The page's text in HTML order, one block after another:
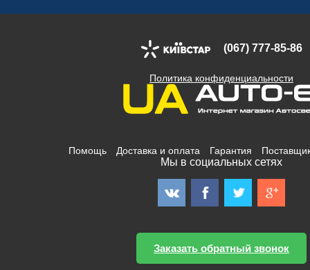
(067) 777-85-86
Политика конфиденциальности
Помощь Доставка и оплата Гарантия
Мы в социальных сетях
Заказать обратный звонок